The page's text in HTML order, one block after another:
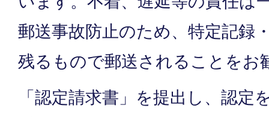
郵送事故防止のため、特定記録
残るもので郵送されることをお
「認定請求書」を提出し、認定